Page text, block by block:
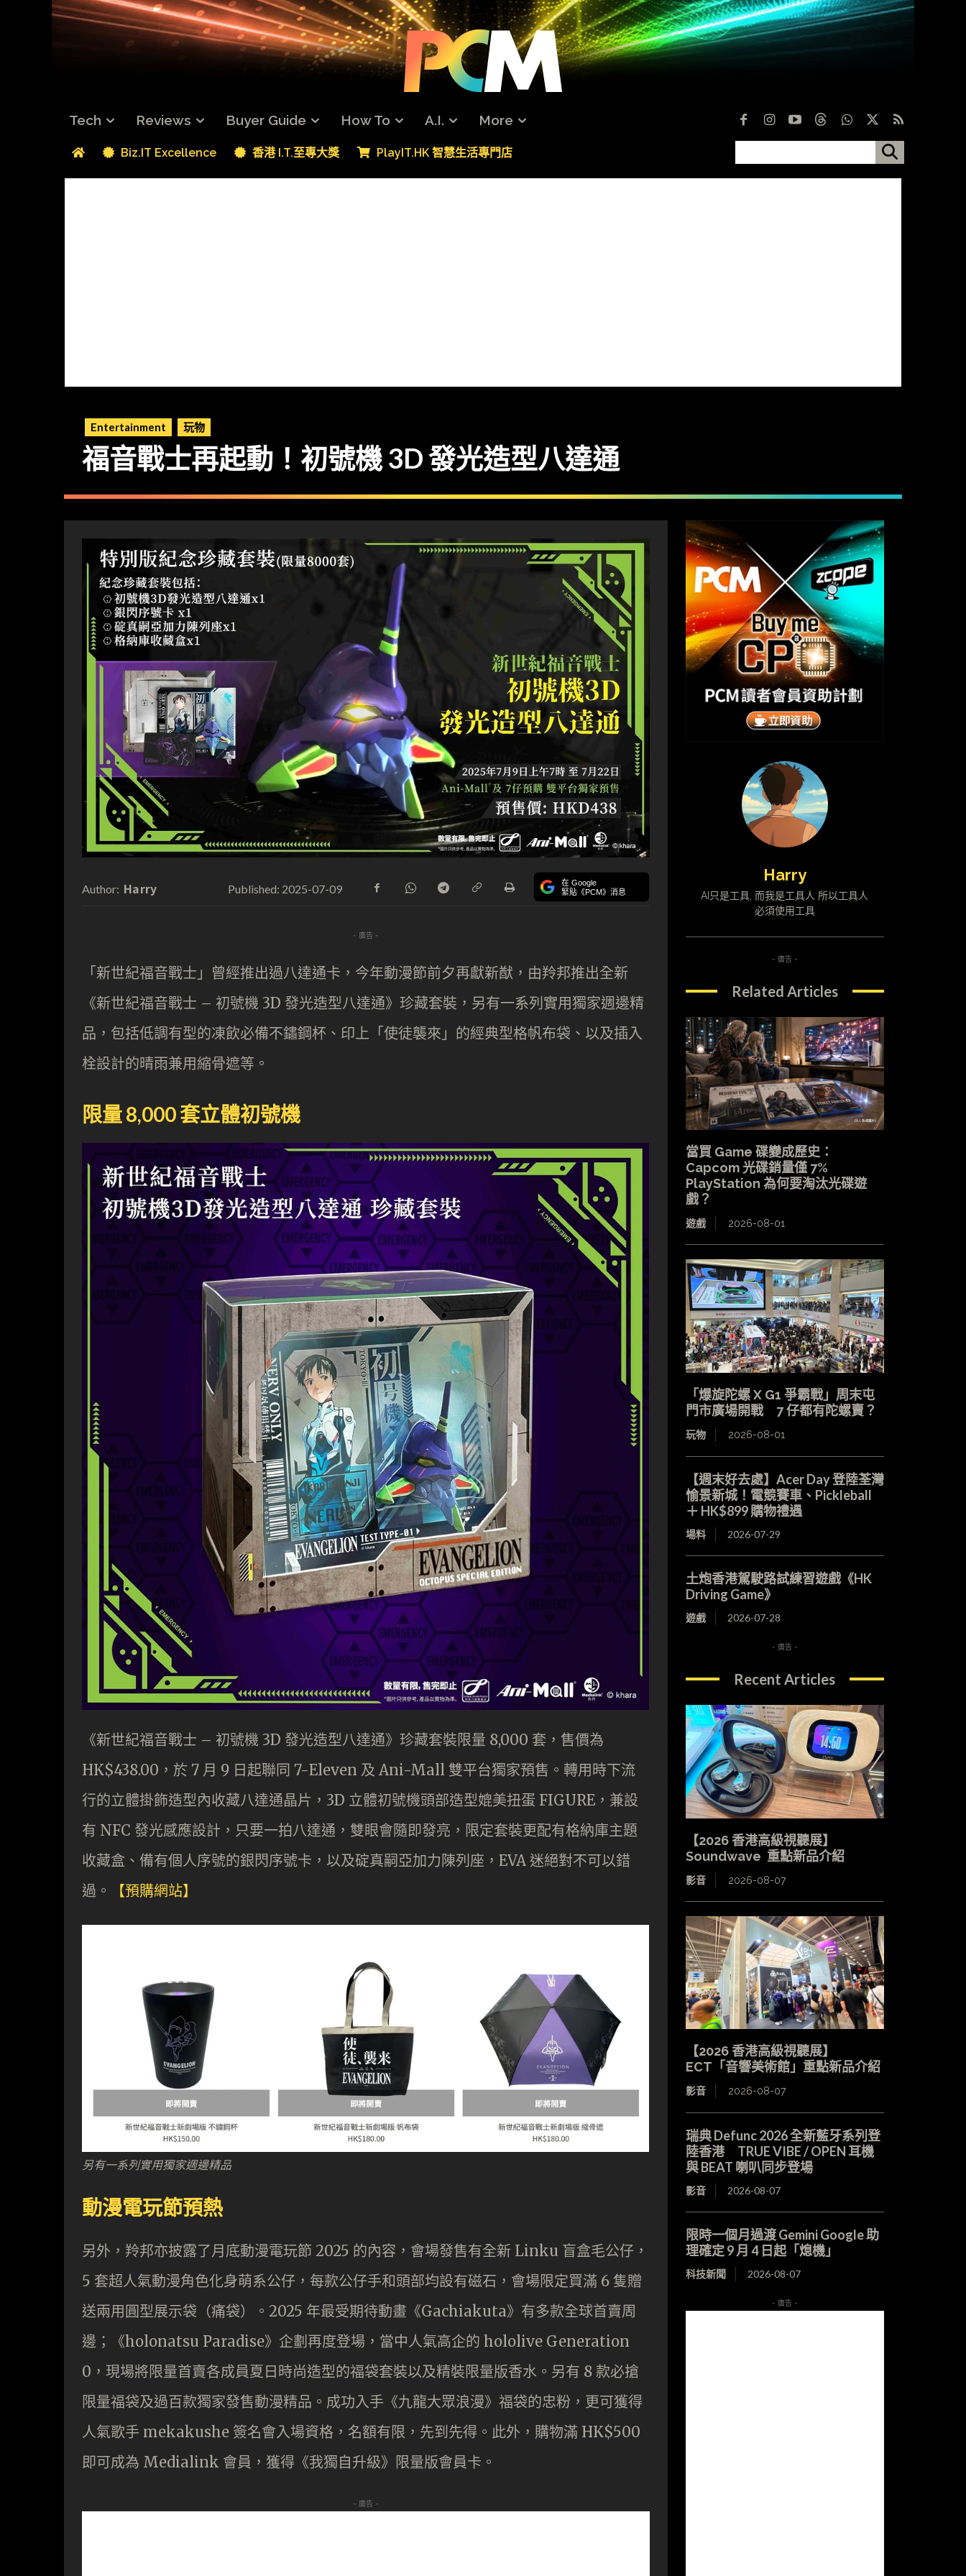
Tech Reviews Buyer Guide How To A.I. More
Biz.IT Excellence 香港 I.T.至專大獎 PlayIT.HK 智慧生活專門店
Entertainment 玩物
福音戰士再起動！初號機 3D 發光造型八達通
Author: Harry Published: 2025-07-09 在 Google
緊貼《PCM》消息
- 廣告 -
「新世紀福音戰士」曾經推出過八達通卡，今年動漫節前夕再獻新猷，由羚邦推出全新
《新世紀福音戰士 – 初號機 3D 發光造型八達通》珍藏套裝，另有一系列實用獨家週邊精
品，包括低調有型的凍飲必備不鏽鋼杯、印上「使徒襲來」的經典型格帆布袋、以及插入
栓設計的晴雨兼用縮骨遮等。
限量 8,000 套立體初號機
《新世紀福音戰士 – 初號機 3D 發光造型八達通》珍藏套裝限量 8,000 套，售價為
HK$438.00，於 7 月 9 日起聯同 7-Eleven 及 Ani-Mall 雙平台獨家預售。轉用時下流
行的立體掛飾造型內收藏八達通晶片，3D 立體初號機頭部造型媲美扭蛋 FIGURE，兼設
有 NFC 發光感應設計，只要一拍八達通，雙眼會隨即發亮，限定套裝更配有格納庫主題
收藏盒、備有個人序號的銀閃序號卡，以及碇真嗣亞加力陳列座，EVA 迷絕對不可以錯
過。
【預購網站】
另有一系列實用獨家週邊精品
動漫電玩節預熱
另外，羚邦亦披露了月底動漫電玩節 2025 的內容，會場發售有全新 Linku 盲盒毛公仔，
5 套超人氣動漫角色化身萌系公仔，每款公仔手和頭部均設有磁石，會場限定買滿 6 隻贈
送兩用圓型展示袋（痛袋）。2025 年最受期待動畫《Gachiakuta》有多款全球首賣周
邊；《holonatsu Paradise》企劃再度登場，當中人氣高企的 hololive Generation
0，現場將限量首賣各成員夏日時尚造型的福袋套裝以及精裝限量版香水。另有 8 款必搶
限量福袋及過百款獨家發售動漫精品。成功入手《九龍大眾浪漫》福袋的忠粉，更可獲得
人氣歌手 mekakushe 簽名會入場資格，名額有限，先到先得。此外，購物滿 HK$500
即可成為 Medialink 會員，獲得《我獨自升級》限量版會員卡。
- 廣告 -
Harry
AI只是工具, 而我是工具人 所以工具人
必須使用工具
- 廣告 -
Related Articles
當買 Game 碟變成歷史：
Capcom 光碟銷量僅 7%
PlayStation 為何要淘汰光碟遊
戲？
遊戲 2026-08-01
「爆旋陀螺 X G1 爭霸戰」周末屯
門市廣場開戰 7 仔都有陀螺賣？
玩物 2026-08-01
【週末好去處】Acer Day 登陸荃灣
愉景新城！電競賽車、Pickleball
＋ HK$899 購物禮遇
場料 2026-07-29
土炮香港駕駛路試練習遊戲《HK
Driving Game》
遊戲 2026-07-28
- 廣告 -
Recent Articles
【2026 香港高級視聽展】
Soundwave 重點新品介紹
影音 2026-08-07
【2026 香港高級視聽展】
ECT「音響美術館」重點新品介紹
影音 2026-08-07
瑞典 Defunc 2026 全新藍牙系列登
陸香港 TRUE VIBE / OPEN 耳機
與 BEAT 喇叭同步登場
影音 2026-08-07
限時一個月過渡 Gemini Google 助
理確定 9 月 4 日起「熄機」
科技新聞 2026-08-07
- 廣告 -